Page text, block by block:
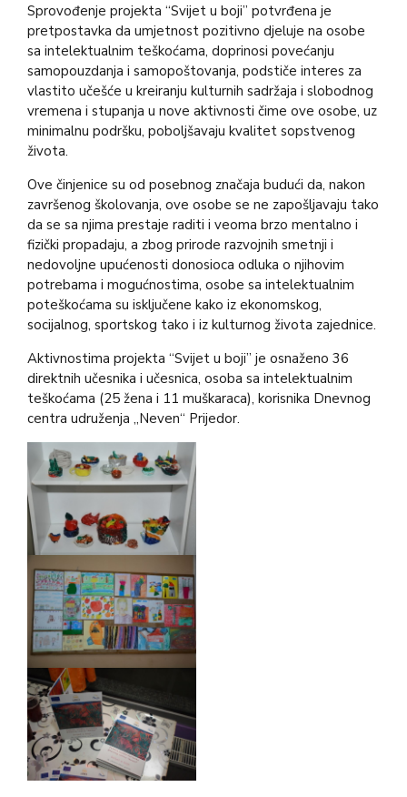
Sprovođenje projekta “Svijet u boji” potvrđena je
pretpostavka da umjetnost pozitivno djeluje na osobe
sa intelektualnim teškoćama, doprinosi povećanju
samopouzdanja i samopoštovanja, podstiče interes za
vlastito učešće u kreiranju kulturnih sadržaja i slobodnog
vremena i stupanja u nove aktivnosti čime ove osobe, uz
minimalnu podršku, poboljšavaju kvalitet sopstvenog
života.
Ove činjenice su od posebnog značaja budući da, nakon
završenog školovanja, ove osobe se ne zapošljavaju tako
da se sa njima prestaje raditi i veoma brzo mentalno i
fizički propadaju, a zbog prirode razvojnih smetnji i
nedovoljne upućenosti donosioca odluka o njihovim
potrebama i mogućnostima, osobe sa intelektualnim
poteškoćama su isključene kako iz ekonomskog,
socijalnog, sportskog tako i iz kulturnog života zajednice.
Aktivnostima projekta “Svijet u boji” je osnaženo 36
direktnih učesnika i učesnica, osoba sa intelektualnim
teškoćama (25 žena i 11 muškaraca), korisnika Dnevnog
centra udruženja „Neven“ Prijedor.